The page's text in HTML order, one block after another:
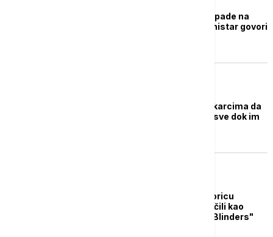
Pakistan pokrenuo napade na
talibanske ciljeve, ministar govori
Talibani dozvolili muškarcima da
tuku supruge i decu - sve dok im
Talibani uhapsili četvoricu
mladića jer su se oblačili kao
likovi iz serije "Peaky Blinders"